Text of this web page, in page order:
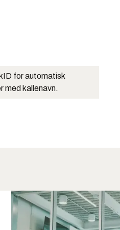
for automatisk
med kallenavn.